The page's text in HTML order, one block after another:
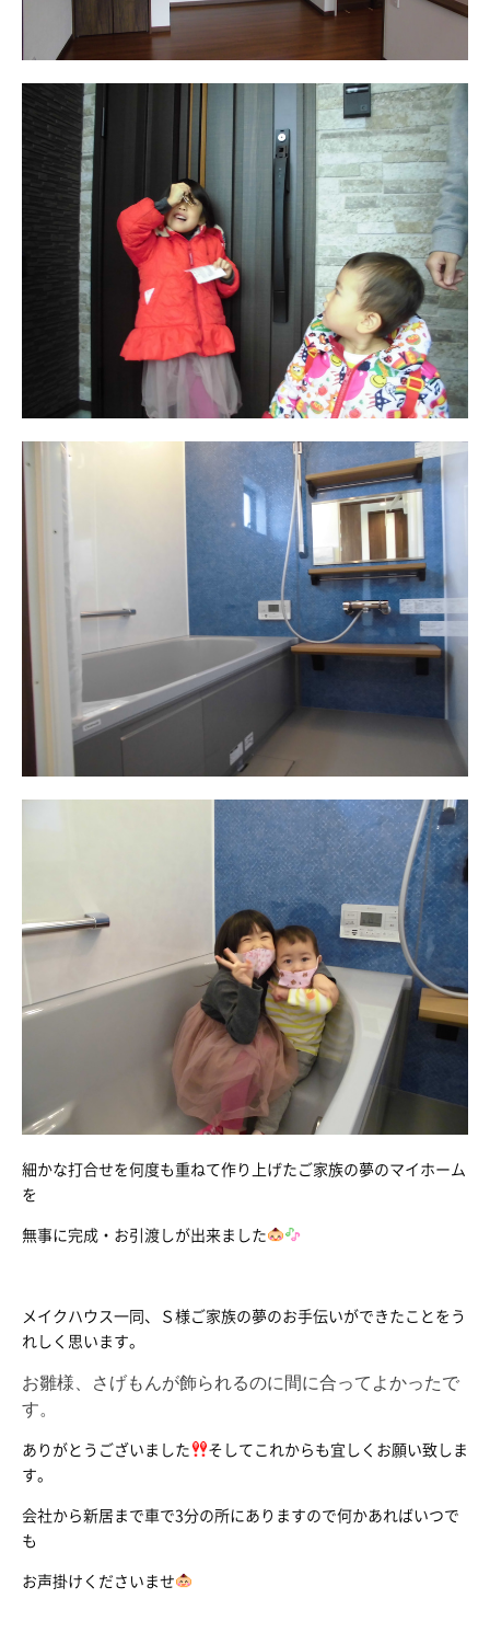
細かな打合せを何度も重ねて作り上げたご家族の夢のマイホーム
を
無事に完成・お引渡しが出来ました
メイクハウス一同、Ｓ様ご家族の夢のお手伝いができたことをう
れしく思います。
お雛様、さげもんが飾られるのに間に合ってよかったで
す。
ありがとうございました
そしてこれからも宜しくお願い致しま
す。
会社から新居まで車で3分の所にありますので何かあればいつで
も
お声掛けくださいませ